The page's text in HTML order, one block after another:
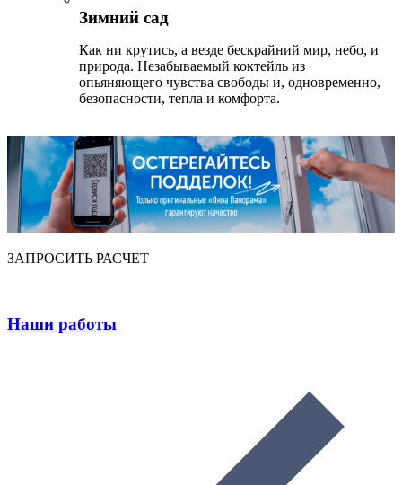
Зимний сад
Как ни крутись, а везде бескрайний мир, небо, и
природа. Незабываемый коктейль из
опьяняющего чувства свободы и, одновременно,
безопасности, тепла и комфорта.
ЗАПРОСИТЬ РАСЧЕТ
Наши работы